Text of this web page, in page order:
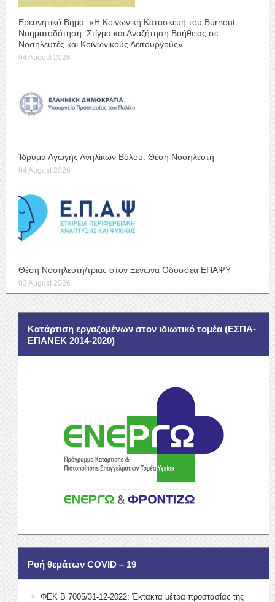
Ερευνητικό Βήμα: «Η Κοινωνική Κατασκευή του Burnout:
Νοηματοδότηση, Στίγμα και Αναζήτηση Βοήθειας σε
Νοσηλευτές και Κοινωνικούς Λειτουργούς»
04 August 2026
Ίδρυμα Αγωγής Ανηλίκων Βόλου: Θέση Νοσηλευτή
04 August 2026
Θέση Νοσηλευτή/τριας στον Ξενώνα Οδυσσέα ΕΠΑΨΥ
03 August 2026
Κατάρτιση εργαζομένων στον ιδιωτικό τομέα (ΕΣΠΑ-
ΕΠΑΝΕΚ 2014-2020)
Ροή θεμάτων COVID – 19
ΦΕΚ Β 7005/31-12-2022: Έκτακτα μέτρα προστασίας της